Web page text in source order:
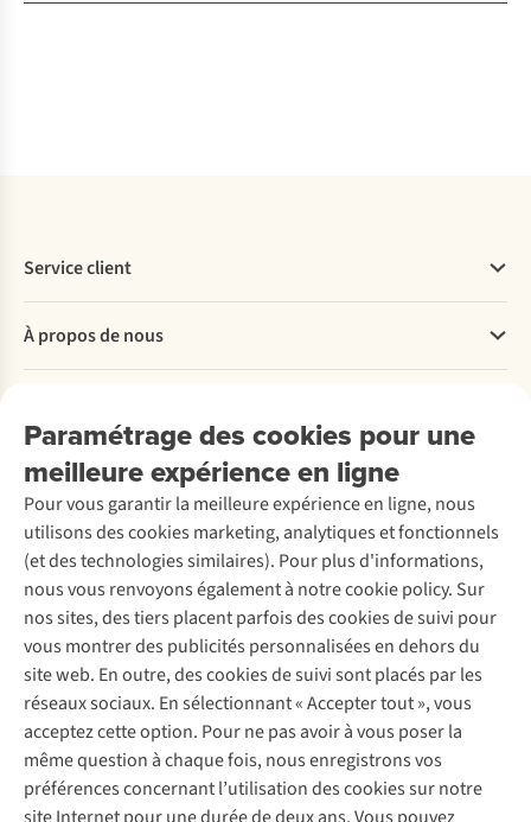
Paramétrage des cookies pour une
meilleure expérience en ligne
Pour vous garantir la meilleure expérience en ligne, nous
utilisons des cookies marketing, analytiques et fonctionnels
(et des technologies similaires). Pour plus d'informations,
nous vous renvoyons également à notre cookie policy. Sur
nos sites, des tiers placent parfois des cookies de suivi pour
vous montrer des publicités personnalisées en dehors du
site web. En outre, des cookies de suivi sont placés par les
réseaux sociaux. En sélectionnant « Accepter tout », vous
acceptez cette option. Pour ne pas avoir à vous poser la
même question à chaque fois, nous enregistrons vos
préférences concernant l’utilisation des cookies sur notre
Service client
Commander
Payer
Retourner
Rétractation d'une commande
Entretien & réparations
Garantie
Contactez-nous
À propos de nous
Entreprise responsable
À propos d’Ayacucho
Nos magasins
À propos d’A.S.Adventure
Déclaration d'accessibilité
Location / Location sports d’hiver
Seconde-main
Entretien de ski
Service de lavage
Entretien de chaussures
Réparation de chaussures
Réparation de vêtements
Retouches
Pour les entreprises
Découvrez
A.S.Magazine
Explore Camp
Expertise & conseils
Abonnez-vous à la newsletter
Suivez-nous